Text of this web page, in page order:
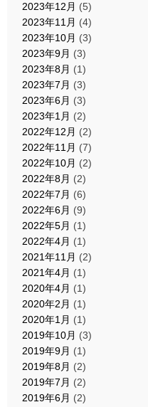
2023年12月 (5)
2023年11月 (4)
2023年10月 (3)
2023年9月 (3)
2023年8月 (1)
2023年7月 (3)
2023年6月 (3)
2023年1月 (2)
2022年12月 (2)
2022年11月 (7)
2022年10月 (2)
2022年8月 (2)
2022年7月 (6)
2022年6月 (9)
2022年5月 (1)
2022年4月 (1)
2021年11月 (2)
2021年4月 (1)
2020年4月 (1)
2020年2月 (1)
2020年1月 (1)
2019年10月 (3)
2019年9月 (1)
2019年8月 (2)
2019年7月 (2)
2019年6月 (2)